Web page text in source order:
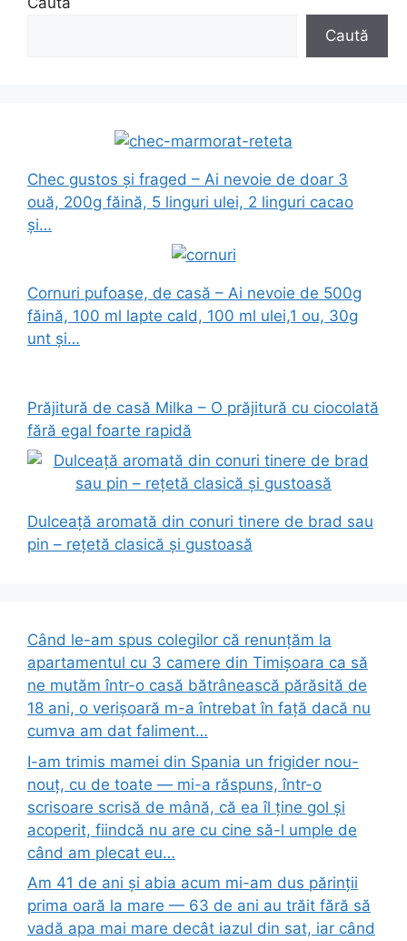
Caută
Chec gustos și fraged – Ai nevoie de doar 3
ouă, 200g făină, 5 linguri ulei, 2 linguri cacao
și…
Cornuri pufoase, de casă – Ai nevoie de 500g
făină, 100 ml lapte cald, 100 ml ulei,1 ou, 30g
unt și…
Prăjitură de casă Milka – O prăjitură cu ciocolată
fără egal foarte rapidă
Dulceață aromată din conuri tinere de brad sau
pin – rețetă clasică și gustoasă
Când le-am spus colegilor că renunțăm la
apartamentul cu 3 camere din Timișoara ca să
ne mutăm într-o casă bătrânească părăsită de
18 ani, o verișoară m-a întrebat în față dacă nu
cumva am dat faliment…
I-am trimis mamei din Spania un frigider nou-
nouț, cu de toate — mi-a răspuns, într-o
scrisoare scrisă de mână, că ea îl ține gol și
acoperit, fiindcă nu are cu cine să-l umple de
când am plecat eu…
Am 41 de ani și abia acum mi-am dus părinții
prima oară la mare — 63 de ani au trăit fără să
vadă apa mai mare decât iazul din sat, iar când